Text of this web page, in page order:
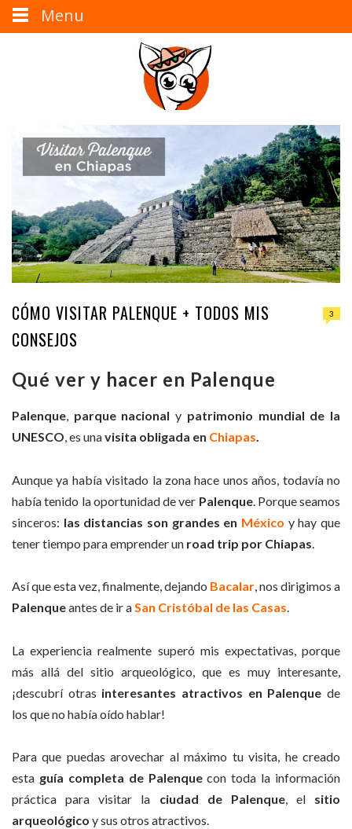
CÓMO VISITAR PALENQUE + TODOS MIS
CONSEJOS
3
Qué ver y hacer en Palenque
Palenque, parque nacionaly patrimonio mundial de la
UNESCO, es unavisita obligada en Chiapas.
Aunque ya había visitado la zona hace unos años, todavía no
había tenido la oportunidad de ver Palenque. Porque seamos
sinceros: las distancias son grandes en México y hay que
tener tiempo para emprender un road trip por Chiapas
Así que esta vez, finalmente, dejando Bacalar, nos dirigimos a
Palenqueantes de ir aSan Cristóbal de las Casas.
La experiencia realmente superó mis expectativas, porque
más allá del sitio arqueológico, que es muy interesante,
¡descubrí otras interesantes atractivos en Palenque de
los que no había oído hablar!
Para que puedas arovechar al máximo tu visita, he creado
esta guía completa de Palenquecon toda la información
práctica para visitar la ciudad de Palenque, el sitio
arqueológico y sus otros atractivos.
Menu